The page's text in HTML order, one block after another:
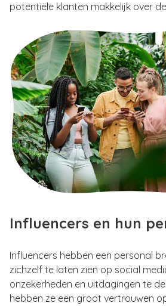
potentiële klanten makkelijk over
Influencers en hun
Influencers hebben een personal
zichzelf te laten zien op social
onzekerheden en uitdagingen te
hebben ze een groot vertrouwen